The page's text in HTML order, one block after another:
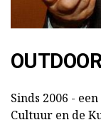
Sinds 2006 -
Cultuur en de